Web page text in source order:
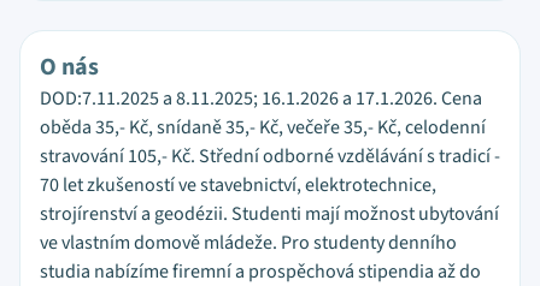
O nás
DOD:7.11.2025 a 8.11.2025; 16.1.2026 a 17.1.2026. Cena
oběda 35,- Kč, snídaně 35,- Kč, večeře 35,- Kč, celodenní
stravování 105,- Kč. Střední odborné vzdělávání s tradicí -
70 let zkušeností ve stavebnictví, elektrotechnice,
strojírenství a geodézii. Studenti mají možnost ubytování
ve vlastním domově mládeže. Pro studenty denního
studia nabízíme firemní a prospěchová stipendia až do